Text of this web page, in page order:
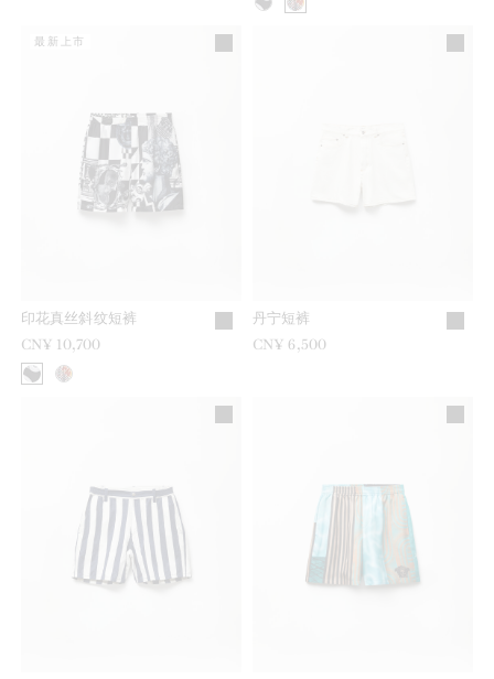
印花真丝斜纹短裤
CN¥ 10,700
最新上市
丹宁短裤
CN¥ 6,500